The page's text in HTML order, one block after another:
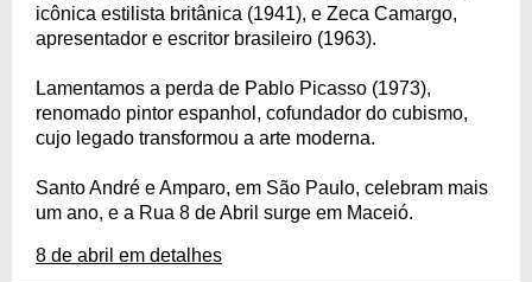
icônica estilista britânica (1941), e Zeca Camargo,
apresentador e escritor brasileiro (1963).
Lamentamos a perda de Pablo Picasso (1973),
renomado pintor espanhol, cofundador do cubismo,
cujo legado transformou a arte moderna.
Santo André e Amparo, em São Paulo, celebram mais
um ano, e a Rua 8 de Abril surge em Maceió.
8 de abril em detalhes